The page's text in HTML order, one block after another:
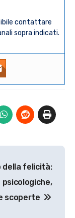
contattare
sopra indicati.
della felicità:
scoperte